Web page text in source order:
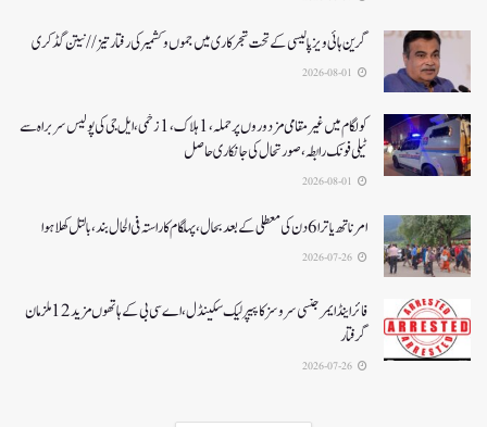
گرین ہائی ویز پالیسی کے تحت شجرکاری میں جموں و کشمیر کی رفتار تیز// نیتن گڈکری
کولگام میں غیر مقامی مزدوروں پر حملہ،1ہلاک،1زخمی،ایل جی کی پولیس سربراہ سے
ٹیلی فونک رابطہ، صورتحال کی جانکاری حاصل
امرناتھ یاترا 6دن کی معطلی کے بعد بحال،پہلگام کا راستہ فی الحال بند، بالتل کھلا ہوا
فائر اینڈ ایمرجنسی سروسز کا پیپر لیک سکینڈل،اے سی بی کے ہاتھوں مزید 12 ملزمان
گرفتار